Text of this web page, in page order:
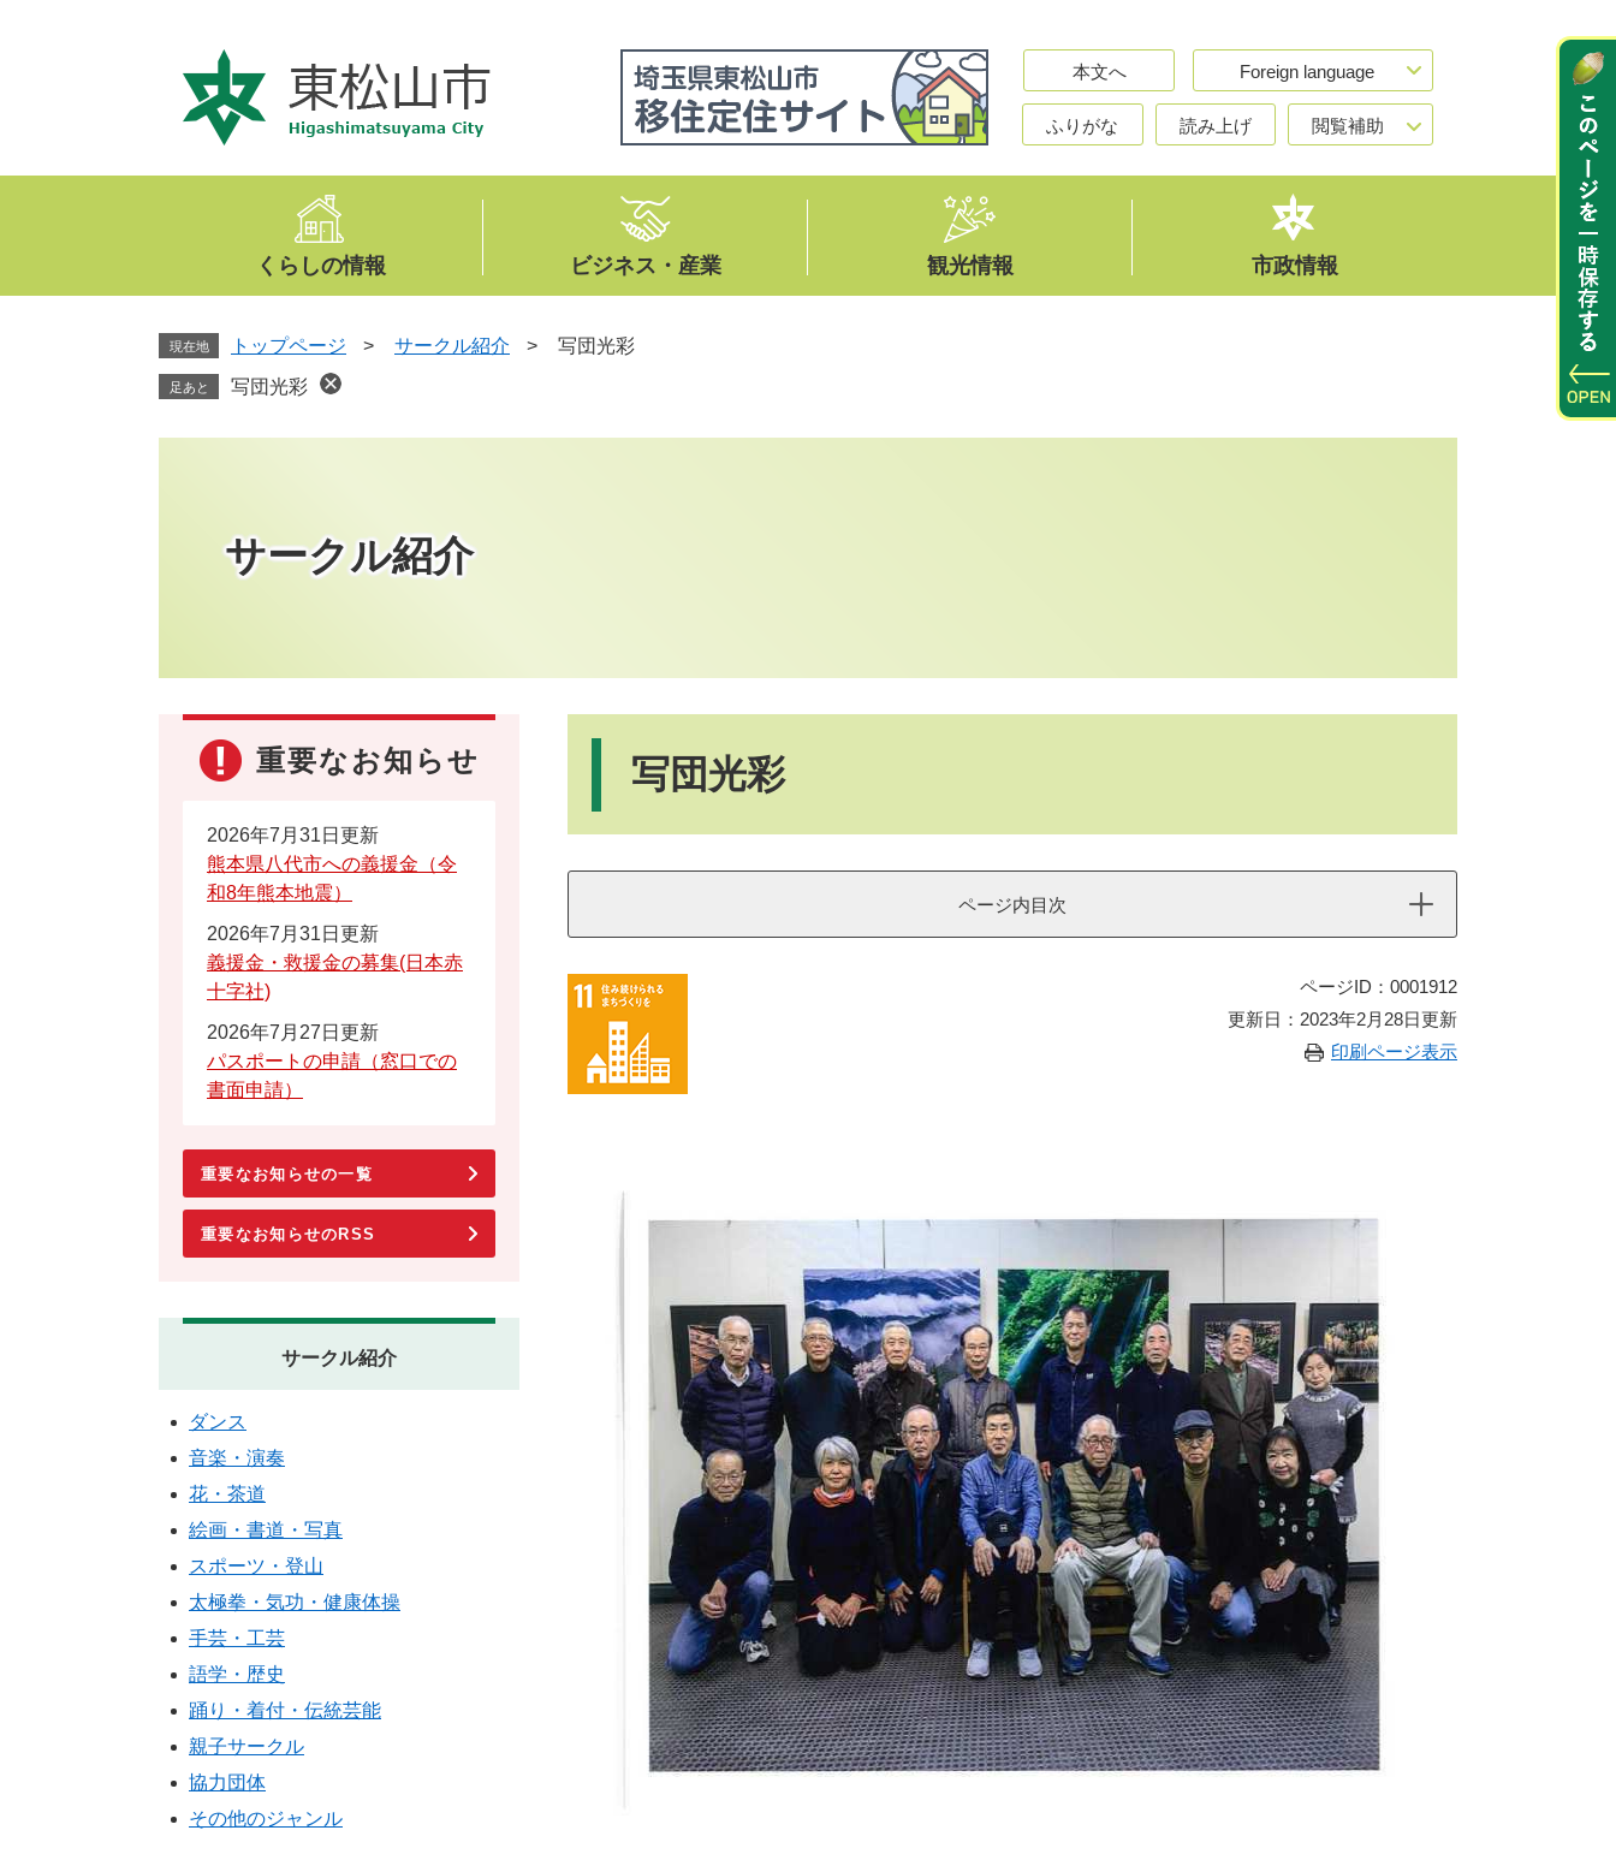
文
本文へ Foreign language
ふりがな 読み上げ 閲覧補助
くらしの情報 ビジネス・産業 観光情報 市政情報
現在地 トップページ > サークル紹介 > 写団光彩
足あと 写団光彩
サークル紹介
写団光彩
ページ内目次
ページID：0001912
更新日：2023年2月28日更新
印刷ページ表示
重要なお知らせ
2026年7月31日更新
熊本県八代市への義援金（令
和8年熊本地震）
2026年7月31日更新
義援金・救援金の募集(日本赤
十字社)
2026年7月27日更新
パスポートの申請（窓口での
書面申請）
重要なお知らせの一覧
重要なお知らせのRSS
サークル紹介
ダンス
音楽・演奏
花・茶道
絵画・書道・写真
スポーツ・登山
太極拳・気功・健康体操
手芸・工芸
語学・歴史
踊り・着付・伝統芸能
親子サークル
協力団体
その他のジャンル